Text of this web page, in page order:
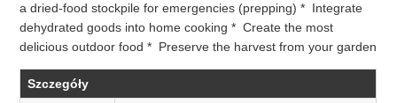
a dried-food stockpile for emergencies (prepping) * Integrate
dehydrated goods into home cooking * Create the most
delicious outdoor food * Preserve the harvest from your garden
Szczegóły